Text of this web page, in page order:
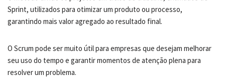
Sprint, utilizados para otimizar um produto ou processo,
garantindo mais valor agregado ao resultado final.
O Scrum pode ser muito útil para empresas que desejam melhorar
seu uso do tempo e garantir momentos de atenção plena para
resolver um problema.